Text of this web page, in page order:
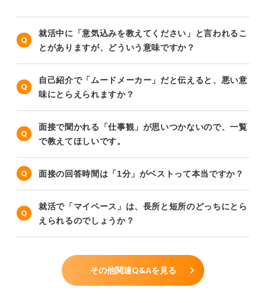
就活中に「意気込みを教えてください」と言われるこ
とがありますが、どういう意味ですか？
自己紹介で「ムードメーカー」だと伝えると、悪い意
味にとらえられますか？
面接で聞かれる「仕事観」が思いつかないので、一覧
で教えてほしいです。
面接の回答時間は「1分」がベストって本当ですか？
就活で「マイペース」は、長所と短所のどっちにとら
えられるのでしょうか？
その他関連Q&Aを見る